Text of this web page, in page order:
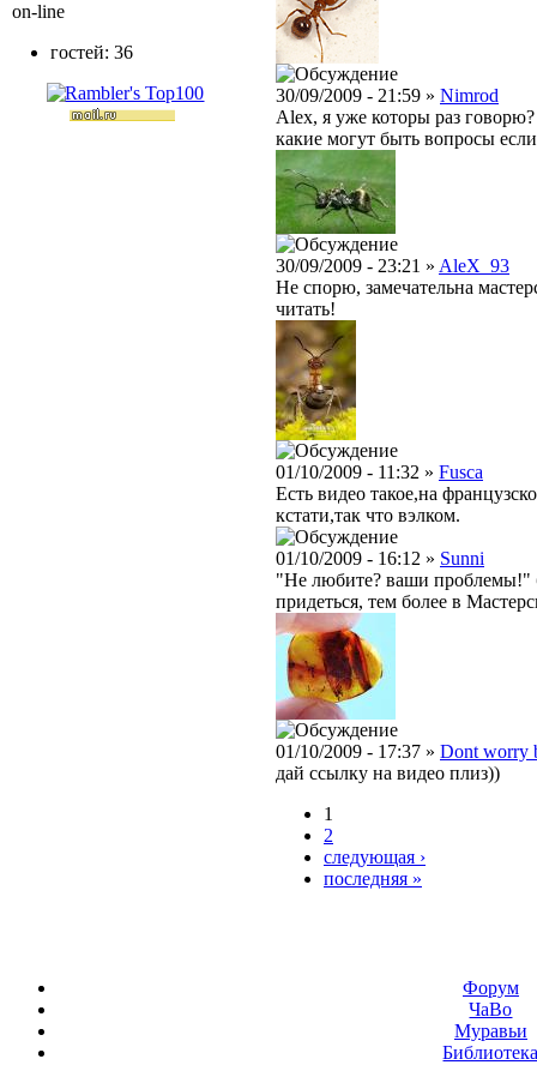
30/09/2009 - 21:59 » Nimrod
Alex, я уже которы раз
какие могут быть вопросы
30/09/2009 - 23:21 » AleX_93
Не спорю, замечательна
читать!
01/10/2009 - 11:32 » Fusca
Есть видео такое,на
кстати,так что вэлком.
01/10/2009 - 16:12 » Sunni
"Не любите? ваши проблемы!"
придеться, тем более в
01/10/2009 - 17:37 » Dont worry
дай ссылку на видео плиз))
1
2
следующая ›
последняя »
on-line
гостей: 36
Форум
ЧаВо
Муравьи